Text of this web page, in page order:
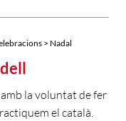
> Nadal
la voluntat de fer
el català.